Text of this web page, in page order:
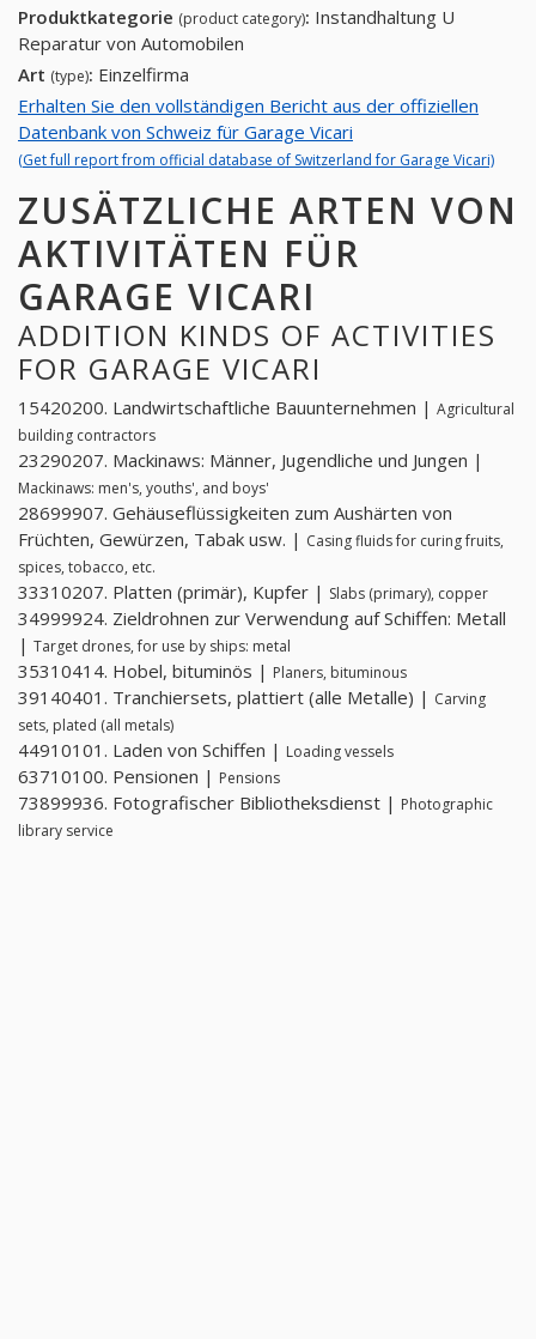
Produktkategorie (product category): Instandhaltung U
Reparatur von Automobilen
Art (type): Einzelfirma
Erhalten Sie den vollständigen Bericht aus der offiziellen
Datenbank von Schweiz für Garage Vicari
(Get full report from official database of Switzerland for Garage Vicari)
ZUSÄTZLICHE ARTEN VON
AKTIVITÄTEN FÜR
GARAGE VICARI
ADDITION KINDS OF ACTIVITIES
FOR GARAGE VICARI
15420200. Landwirtschaftliche Bauunternehmen | Agricultural
building contractors
23290207. Mackinaws: Männer, Jugendliche und Jungen |
Mackinaws: men's, youths', and boys'
28699907. Gehäuseflüssigkeiten zum Aushärten von
Früchten, Gewürzen, Tabak usw. | Casing fluids for curing fruits,
spices, tobacco, etc.
33310207. Platten (primär), Kupfer | Slabs (primary), copper
34999924. Zieldrohnen zur Verwendung auf Schiffen: Metall
| Target drones, for use by ships: metal
35310414. Hobel, bituminös | Planers, bituminous
39140401. Tranchiersets, plattiert (alle Metalle) | Carving
sets, plated (all metals)
44910101. Laden von Schiffen | Loading vessels
63710100. Pensionen | Pensions
73899936. Fotografischer Bibliotheksdienst | Photographic
library service